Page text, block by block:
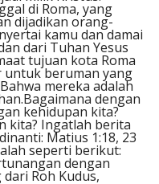
di Roma, yang
dijadikan orang-
kamu dan damai
dari Tuhan Yesus
tujuan kota Roma
untuk beruman yang
mereka adalah
dengan
kehidupan kita?
kita? Ingatlah berita
Matius 1:18, 23
seperti berikut:
dengan
Roh Kudus,